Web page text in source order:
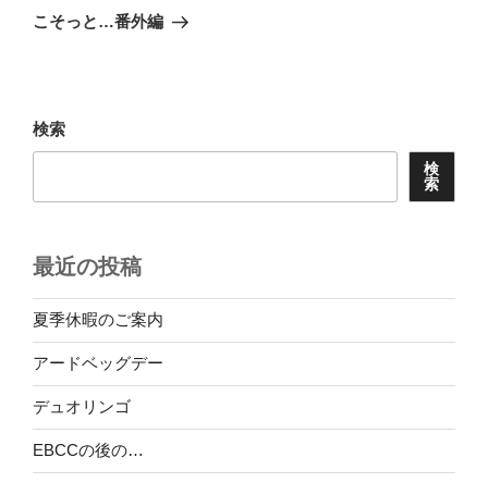
ゲ
ン
の
こそっと…番外編
検索
検
索
最近の投稿
夏季休暇のご案内
アードベッグデー
デュオリンゴ
EBCCの後の…